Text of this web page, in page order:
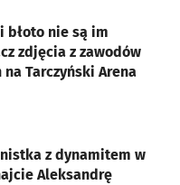
błoto nie są im
zdjęcia z zawodów
Tarczyński Arena
z dynamitem w
Aleksandrę